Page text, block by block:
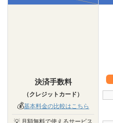
決済手数料
（クレジットカード）
💰基本料金の比較はこちら
💡 月額無料で使えるサービス